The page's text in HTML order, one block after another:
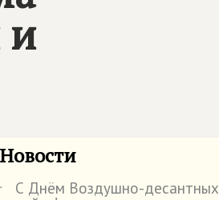
и
Новости
˙ С Днём Воздушно-десантных